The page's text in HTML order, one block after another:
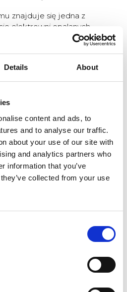
Details About
content and ads, to
and to analyse our traffic.
about your use of our site with
and analytics partners who
information that you’ve
collected from your use
znajduje się jedna z
elektrowni opalanych
należący do Stockholm
około 3 000 GWh ciepła i
około 190 000
W Värtan firma Biometria
tego paliwa docierają na
i ciężarówkami.
Värtan przyjmuje średnio
z biomasy dziennie. Pociąg
wagonów i prawie stu
od różnych dostawców.
firmy Biometria musieli
obok pociągu,
próbki. Pracownicy byli
morzem, a najbardziej
na sezon grzewczy